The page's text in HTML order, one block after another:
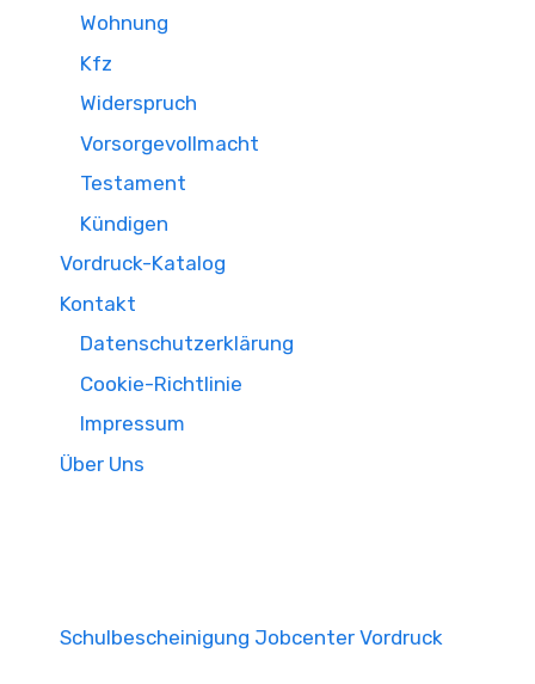
Wohnung
Kfz
Widerspruch
Vorsorgevollmacht
Testament
Kündigen
Vordruck-Katalog
Kontakt
Datenschutzerklärung
Cookie-Richtlinie
Impressum
Über Uns
Schulbescheinigung Jobcenter Vordruck